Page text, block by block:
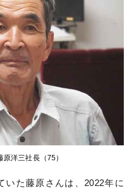
洋三社長（75）
いた藤原さんは、2022年に